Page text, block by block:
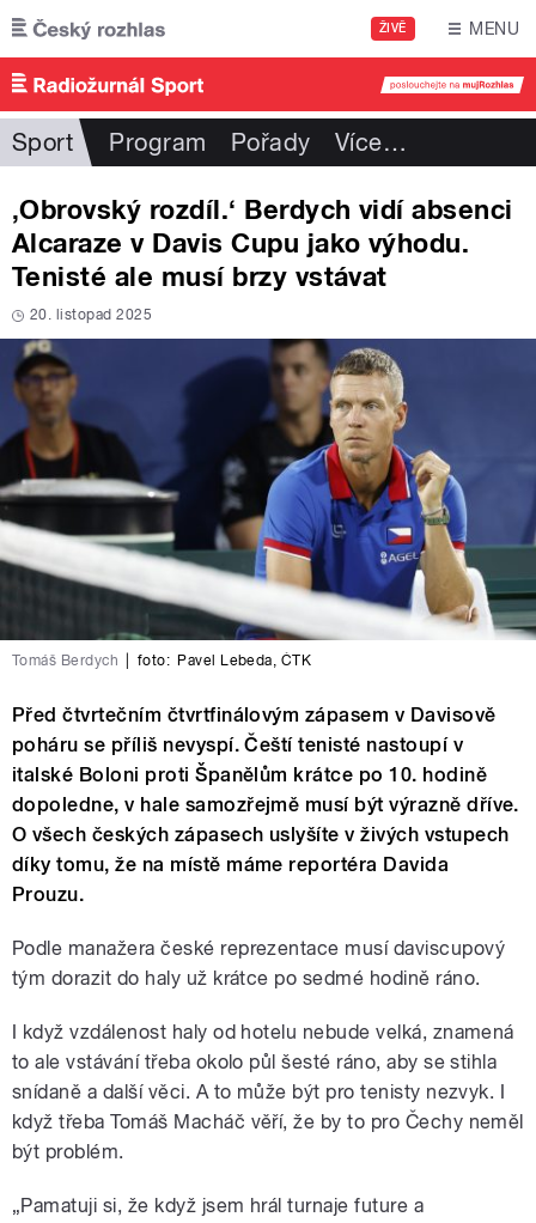
Přejít k hlavnímu obsahu
ŽIVĚ MENU
Sport Program Pořady Více…
‚Obrovský rozdíl.‘ Berdych vidí absenci
Alcaraze v Davis Cupu jako výhodu.
Tenisté ale musí brzy vstávat
20. listopad 2025
Tomáš Berdych foto: Pavel Lebeda, ČTK
Před čtvrtečním čtvrtfinálovým zápasem v Davisově
poháru se příliš nevyspí. Čeští tenisté nastoupí v
italské Boloni proti Španělům krátce po 10. hodině
dopoledne, v hale samozřejmě musí být výrazně dříve.
O všech českých zápasech uslyšíte v živých vstupech
díky tomu, že na místě máme reportéra Davida
Prouzu.
Podle manažera české reprezentace musí daviscupový
tým dorazit do haly už krátce po sedmé hodině ráno.
I když vzdálenost haly od hotelu nebude velká, znamená
to ale vstávání třeba okolo půl šesté ráno, aby se stihla
snídaně a další věci. A to může být pro tenisty nezvyk. I
když třeba Tomáš Macháč věří, že by to pro Čechy neměl
být problém.
„Pamatuji si, že když jsem hrál turnaje future a